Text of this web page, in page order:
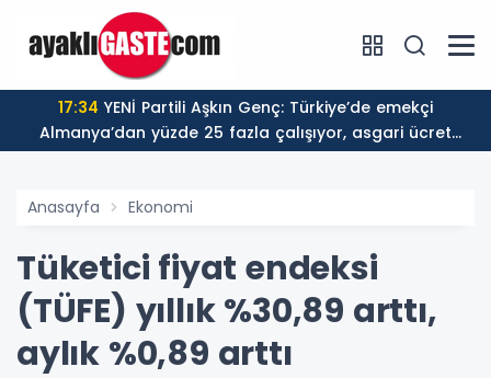
17:34
Almanya’dan yüzde 25 fazla çalışıyor, asgari ücret
ayın 18 gününe yetiyor
Anasayfa Ekonomi
Tüketici fiyat endeksi
(TÜFE) yıllık %30,89 arttı,
aylık %0,89 arttı